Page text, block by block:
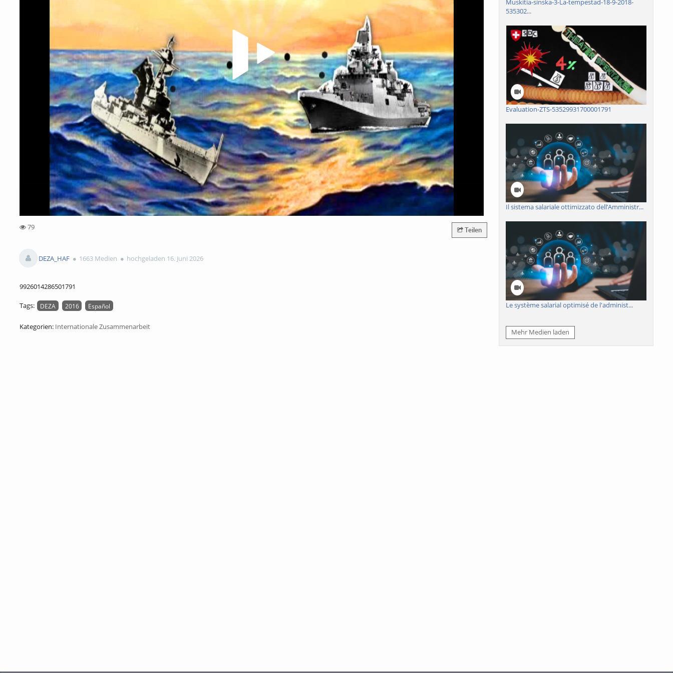
Video abspielen
79
Teilen
DEZA_HAF 1663 Medien hochgeladen 16. Juni 2026
9926014286501791
Tags: DEZA 2016 Español
Kategorien: Internationale Zusammenarbeit
Muskitia-sinska-3-La-tempestad-18-9-2018-
535302...
Evaluation-ZTS-53529931700001791
Il sistema salariale ottimizzato dell’Amministr...
Le système salarial optimisé de l'administ...
Mehr Medien laden